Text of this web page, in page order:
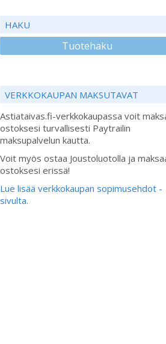
HAKU
Tuotehaku
VERKKOKAUPAN MAKSUTAVAT
Astiataivas.fi-verkkokaupassa voit
ostoksesi turvallisesti Paytrailin
maksupalvelun kautta.
Voit myös ostaa Joustoluotolla ja
ostoksesi erissä!
Lue lisää verkkokaupan sopimusehdot -
sivulta.